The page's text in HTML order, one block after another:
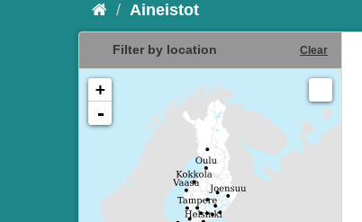
Aineistot
Filter by location Clear
+
-